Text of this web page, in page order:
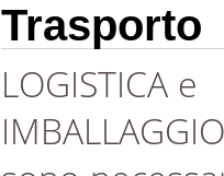
Trasporto
LOGISTICA e
IMBALLAGGIO